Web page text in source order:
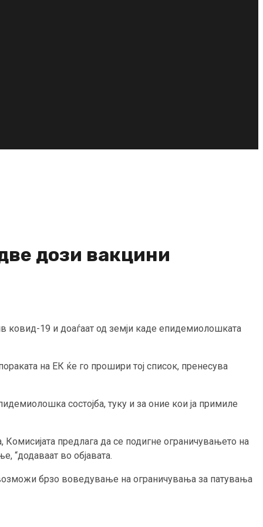
дози вакцини
ковид-19 и доаѓаат од земји каде епидемиолошката
на ЕК ќе го прошири тој список, пренесува
состојба, туку и за оние кои ја примиле
предлага да се подигне ограничувањето на
“додаваат во објавата.
брзо воведување на ограничувања за патувања